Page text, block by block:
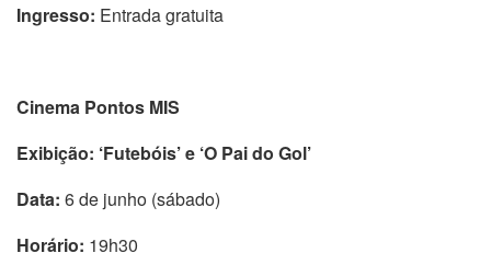
Ingresso: Entrada gratuita
Cinema Pontos MIS
Exibição: ‘Futebóis’ e ‘O Pai do Gol’
Data: 6 de junho (sábado)
Horário: 19h30